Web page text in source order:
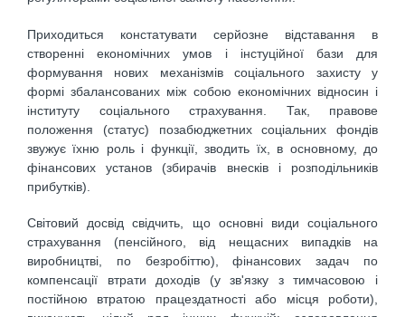
Приходиться констатувати серйозне відставання в
створенні економічних умов і інстуційної бази для
формування нових механізмів соціального захисту у
формі збалансованих між собою економічних відносин і
інституту соціального страхування. Так, правове
положення (статус) позабюджетних соціальних фондів
звужує їхню роль і функції, зводить їх, в основному, до
фінансових установ (збирачів внесків і розподільників
прибутків).
Світовий досвід свідчить, що основні види соціального
страхування (пенсійного, від нещасних випадків на
виробництві, по безробіттю), фінансових задач по
компенсації втрати доходів (у зв'язку з тимчасовою і
постійною втратою працездатності або місця роботи),